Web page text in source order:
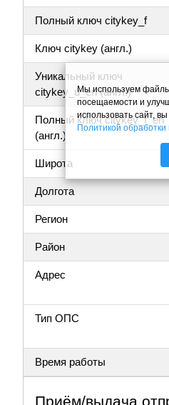
Полный ключ citykey_f
Ключ citykey (англ.)
Уникальный ключ
citykey_u_en (англ.)
Полный ключ citykey_f_en
(англ.)
Широта
Долгота
Регион
Район
Адрес
Тип ОПС
Время работы
Приём/выдача
Мы используем
посещаемости и
использовать сайт,
Политикой